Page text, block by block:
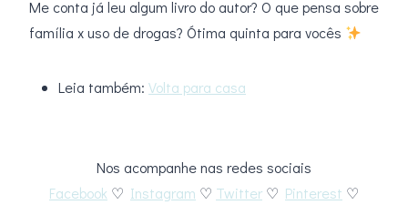
Me conta já leu algum livro do autor? O que pensa sobre
família x uso de drogas? Ótima quinta para vocês
Leia também: Volta para casa
Nos acompanhe nas redes sociais
Facebook ♡ Instagram ♡ Twitter ♡ Pinterest ♡